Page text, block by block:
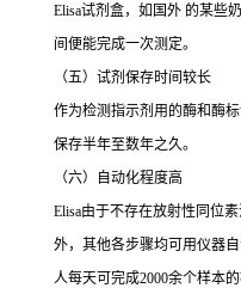
Elisa试剂盒，如国外 的某些
间便能完成一次测定。
（五）试剂保存时间较长
作为检测指示剂用的酶和酶
保存半年至数年之久。
（六）自动化程度高
Elisa由于不存在放射性同位
外，其他各步骤均可用仪器
人每天可完成2000余个样本的